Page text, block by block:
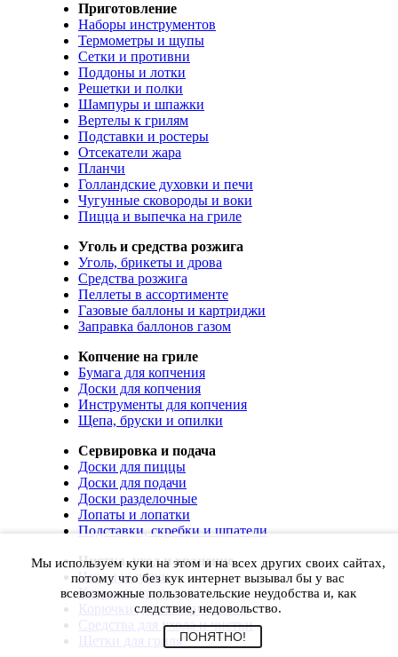
Приготовление
Наборы инструментов
Термометры и щупы
Сетки и противни
Поддоны и лотки
Решетки и полки
Шампуры и шпажки
Вертелы к грилям
Подставки и ростеры
Отсекатели жара
Планчи
Голландские духовки и печи
Чугунные сковороды и воки
Пицца и выпечка на гриле
Уголь и средства розжига
Уголь, брикеты и дрова
Средства розжига
Пеллеты в ассортименте
Газовые баллоны и картриджи
Заправка баллонов газом
Копчение на гриле
Бумага для копчения
Доски для копчения
Инструменты для копчения
Щепа, бруски и опилки
Сервировка и подача
Доски для пиццы
Доски для подачи
Доски разделочные
Лопаты и лопатки
Подставки, скребки и шпатели
Чистка, уход и хранение
Чехлы и сумки
Коврики для гриля
Корючки для инструментов
Средства для ухода и чистки
Щетки для гриля
Мы используем куки на этом и на всех других своих сайтах,
потому что без кук интернет вызывал бы у вас
всевозможные пользовательские неудобства и, как
следствие, недовольство.
ПОНЯТНО!